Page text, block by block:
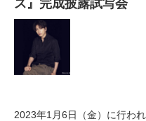
ス』完成披露試写会
2023年1月6日（金）に行わ